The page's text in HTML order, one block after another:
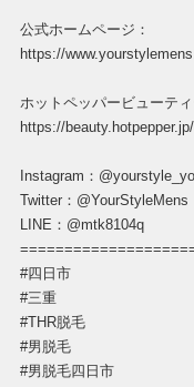
公式ホームページ：
https://
ホットペッパービューティ
https://
Instagram：
Twitter：@YourStyleMens
LINE：@mtk8104q
#四日市
#三重
#THR脱毛
#男脱毛
#男脱毛四日市